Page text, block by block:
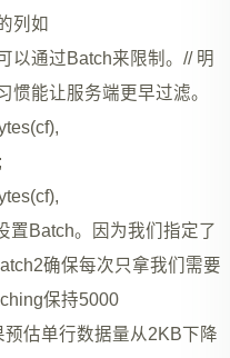
列如
以通过Batch来限制。// 明
惯能让服务端更早过滤。
置Batch。因为我们指定了
确保每次只拿我们需要
保持5000
估单行数据量从2KB下降